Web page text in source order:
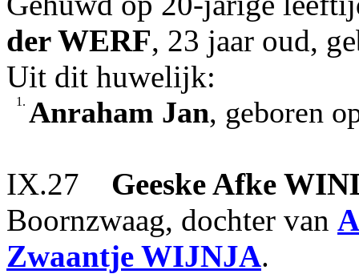
der WERF, 23 jaar oud,
Uit dit huwelijk:
1. Anraham Jan, geboren
IX.27 Geeske Afke
Boornzwaag, dochter van
Zwaantje WIJNJA.